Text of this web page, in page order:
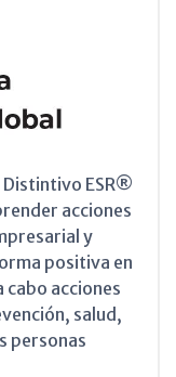
Distintivo ESR®
acciones
y
positiva en
cabo acciones
salud,
personas